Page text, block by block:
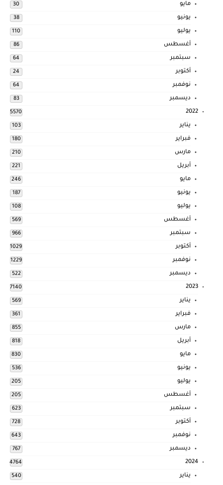
مايو 30
يونيو 38
يوليو 110
أغسطس 86
سبتمبر 64
أكتوبر 24
نوفمبر 64
ديسمبر 83
2022
5570
يناير 103
فبراير 180
مارس 210
أبريل 221
مايو 246
يونيو 187
يوليو 108
أغسطس 569
سبتمبر 966
أكتوبر 1029
نوفمبر 1229
ديسمبر 522
2023
7140
يناير 569
فبراير 361
مارس 855
أبريل 818
مايو 830
يونيو 536
يوليو 205
أغسطس 205
سبتمبر 623
أكتوبر 728
نوفمبر 643
ديسمبر 767
2024
4764
يناير 540